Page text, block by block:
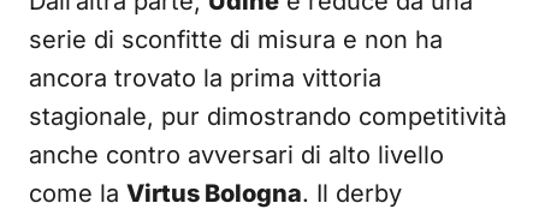
serie di sconfitte di misura e non ha
ancora trovato la prima vittoria
stagionale, pur dimostrando competitività
anche contro avversari di alto livello
come la Virtus Bologna. Il derby